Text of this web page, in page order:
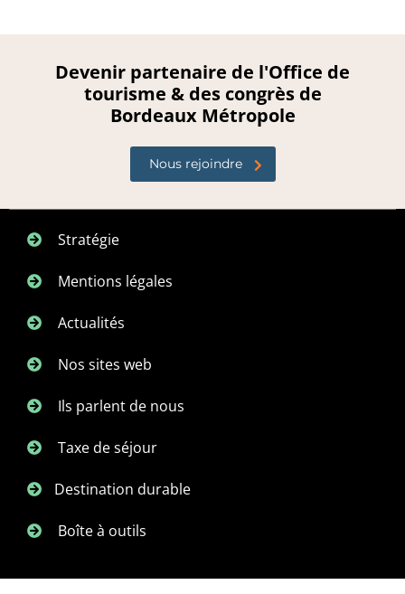
Devenir partenaire de l'Office de
tourisme & des congrès de
Bordeaux Métropole
Nous rejoindre
Stratégie
Mentions légales
Actualités
Nos sites web
Ils parlent de nous
Taxe de séjour
Destination durable
Boîte à outils